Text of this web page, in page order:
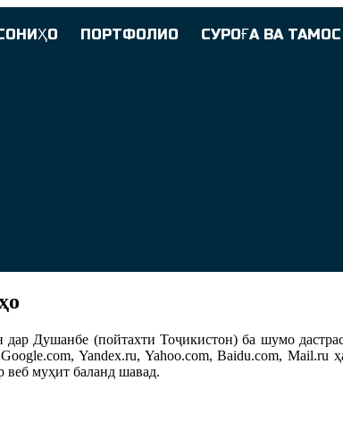
ПОРТФОЛИО СУРОҒА ВА ТАМОС
дар Душанбе (пойтахти Тоҷикистон) ба шумо
Yandex.ru, Yahoo.com, Baidu.com,
веб муҳит баланд шавад.